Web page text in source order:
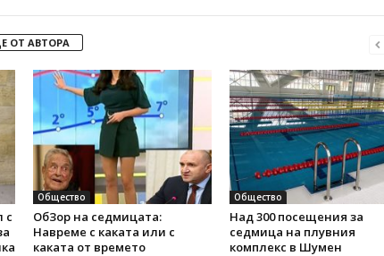
ОТ АВТОРА
с
Общество
ОбЗор на седмицата:
Навреме с каката или с
каката от времето
Общество
Над 300 посещения за
седмица на плувния
комплекс в Шумен